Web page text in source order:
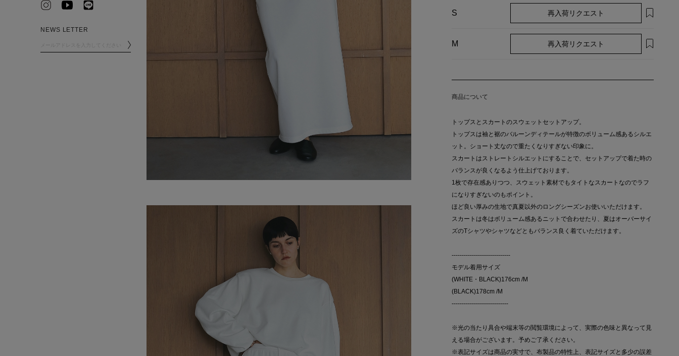
NEWS LETTER
S 再入荷リクエスト
M 再入荷リクエスト
商品について
トップスとスカートのスウェットセットアップ。
トップスは袖と裾のバルーンディテールが特徴のボリューム感あるシルエ
ット。ショート丈なので重たくなりすぎない印象に。
スカートはストレートシルエットにすることで、セットアップで着た時の
バランスが良くなるよう仕上げております。
1枚で存在感ありつつ、スウェット素材でもタイトなスカートなのでラフ
になりすぎないのもポイント。
ほど良い厚みの生地で真夏以外のロングシーズンお使いいただけます。
スカートは冬はボリューム感あるニットで合わせたり、夏はオーバーサイ
ズのTシャツやシャツなどともバランス良く着ていただけます。
-----------------------------
モデル着用サイズ
(WHITE・BLACK)176cm /M
(BLACK)178cm /M
----------------------------
※光の当たり具合や端末等の閲覧環境によって、実際の色味と異なって見
える場合がございます。予めご了承ください。
※表記サイズは商品の実寸で、布製品の特性上、表記サイズと多少の誤差